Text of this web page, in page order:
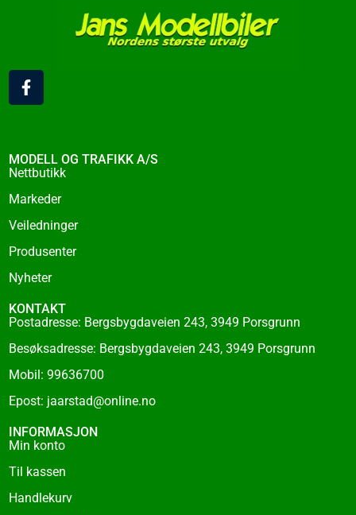
F
a
c
o
o
-
f
MODELL OG TRAFIKK A/S
Nettbutikk
Markeder
Veiledninger
Produsenter
Nyheter
KONTAKT
Postadresse: Bergsbygdaveien 243, 3949 Porsgrunn
Besøksadresse: Bergsbygdaveien 243, 3949 Porsgrunn
Mobil: 99636700
Epost: jaarstad@online.no
INFORMASJON
Min konto
Til kassen
Handlekurv